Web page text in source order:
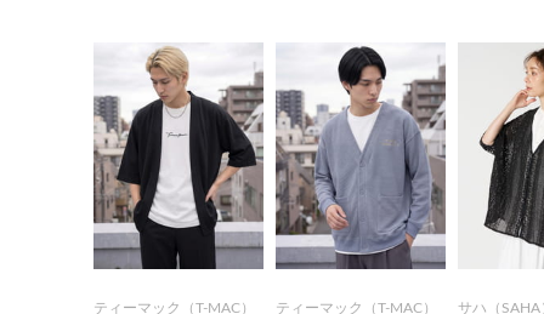
ティーマック（T-MAC） ティーマック（T-MAC） サハ（SAHA